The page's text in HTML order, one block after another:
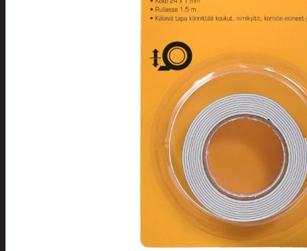
Joulu
Joulu- ja kausivalot
Kyntteliköt
Valoketjut ja
kuusenvalot
Joulukoristeet
Kranssit ja
asetelmat
Joulutekstiilit
Paketointi
Marjastus
Päivittäistavarat